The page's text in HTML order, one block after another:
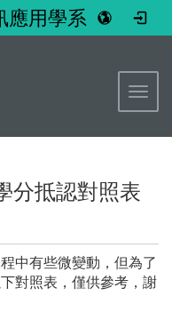
應用學系
分抵認對照表
中有些微變動，但為了
對照表，僅供參考，謝